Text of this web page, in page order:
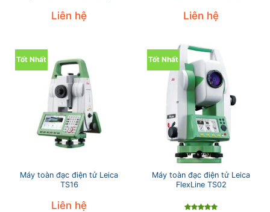
Liên hệ Liên hệ
Tốt Nhất
Máy toàn đạc điện tử Leica
TS16
Liên hệ
Tốt Nhất
Máy toàn đạc điện tử Leica
FlexLine TS02